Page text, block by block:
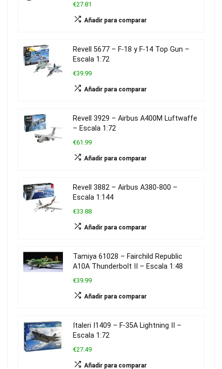
€27.81
Añadir para comparar
Revell 5677 – F-18 y F-14 Top Gun –
Escala 1:72
€39.99
Añadir para comparar
Revell 3929 – Airbus A400M Luftwaffe
– Escala 1:72
€61.99
Añadir para comparar
Revell 3882 – Airbus A380-800 –
Escala 1:144
€33.88
Añadir para comparar
Tamiya 61028 – Fairchild Republic
A10A Thunderbolt II – Escala 1:48
€39.99
Añadir para comparar
Italeri I1409 – F-35A Lightning II –
Escala 1:72
€27.49
Añadir para comparar